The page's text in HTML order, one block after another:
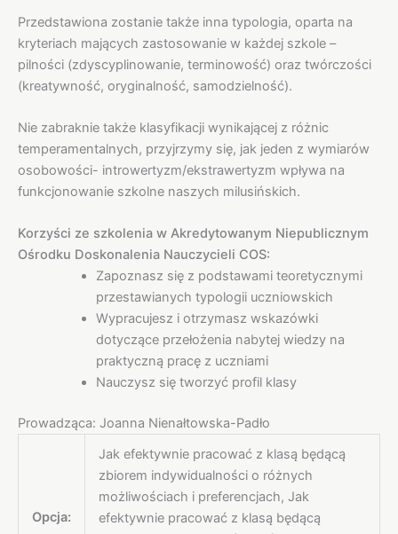
Przedstawiona zostanie także inna typologia, oparta na
kryteriach mających zastosowanie w każdej szkole –
pilności (zdyscyplinowanie, terminowość) oraz twórczości
(kreatywność, oryginalność, samodzielność).
Nie zabraknie także klasyfikacji wynikającej z różnic
temperamentalnych, przyjrzymy się, jak jeden z wymiarów
osobowości- introwertyzm/ekstrawertyzm wpływa na
funkcjonowanie szkolne naszych milusińskich.
Korzyści ze szkolenia w Akredytowanym Niepublicznym
Ośrodku Doskonalenia Nauczycieli COS:
Zapoznasz się z podstawami teoretycznymi
przestawianych typologii uczniowskich
Wypracujesz i otrzymasz wskazówki
dotyczące przełożenia nabytej wiedzy na
praktyczną pracę z uczniami
Nauczysz się tworzyć profil klasy
Prowadząca: Joanna Nienałtowska-Padło
Opcja:
Jak efektywnie pracować z klasą będącą
zbiorem indywidualności o różnych
możliwościach i preferencjach, Jak
efektywnie pracować z klasą będącą